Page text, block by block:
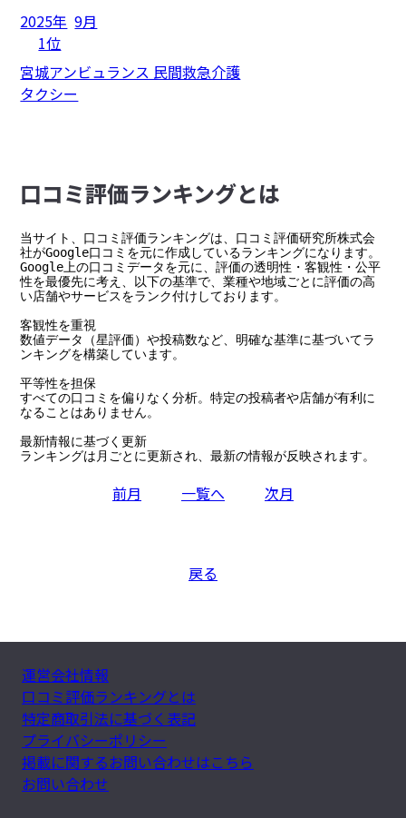
2025年 9月
1位
宮城アンビュランス 民間救急介護
タクシー
⼝コミ評価ランキングとは
当サイト、口コミ評価ランキングは、口コミ評価研究所株式会
社がGoogle口コミを元に作成しているランキングになります。
Google上の口コミデータを元に、評価の透明性・客観性・公平
性を最優先に考え、以下の基準で、業種や地域ごとに評価の高
い店舗やサービスをランク付けしております。
客観性を重視
数値データ（星評価）や投稿数など、明確な基準に基づいてラ
ンキングを構築しています。
平等性を担保
すべての口コミを偏りなく分析。特定の投稿者や店舗が有利に
なることはありません。
最新情報に基づく更新
ランキングは月ごとに更新され、最新の情報が反映されます。
前月 一覧へ 次月
戻る
運営会社情報
口コミ評価ランキングとは
特定商取引法に基づく表記
プライバシーポリシー
掲載に関するお問い合わせはこちら
お問い合わせ